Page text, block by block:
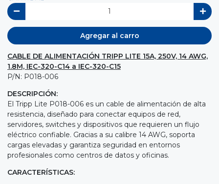
Agregar al carro
CABLE DE ALIMENTACIÓN TRIPP LITE 15A, 250V, 14 AWG,
1.8M, IEC-320-C14 a IEC-320-C15
P/N: P018-006
DESCRIPCIÓN:
El Tripp Lite P018-006 es un cable de alimentación de alta
resistencia, diseñado para conectar equipos de red,
servidores, switches y dispositivos que requieren un flujo
eléctrico confiable. Gracias a su calibre 14 AWG, soporta
cargas elevadas y garantiza seguridad en entornos
profesionales como centros de datos y oficinas.
CARACTERÍSTICAS: